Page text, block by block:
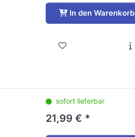
In den Warenkorb
sofort lieferbar
21,99 € *